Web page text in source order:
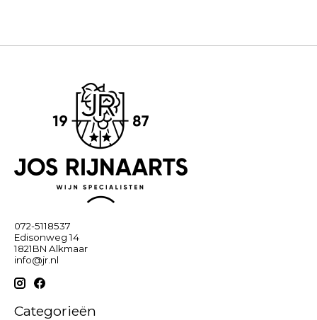
072-5118537
Edisonweg 14
1821BN Alkmaar
info@jr.nl
Categorieën